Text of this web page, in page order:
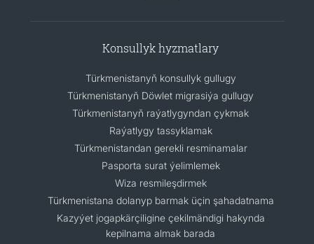
Konsullyk hyzmatlary
Türkmenistanyň konsullyk gullugy
Türkmenistanyň Döwlet migrasiýa gullugy
Türkmenistanyň raýatlygyndan çykmak
Raýatlygy tassyklamak
Türkmenistandan gerekli resminamalar
Pasporta surat ýelimlemek
Wiza resmileşdirmek
Türkmenistana dolanyp barmak üçin şahadatnama
Kazyýet jogapkärçiligine çekilmändigi hakynda
kepilnama almak barada